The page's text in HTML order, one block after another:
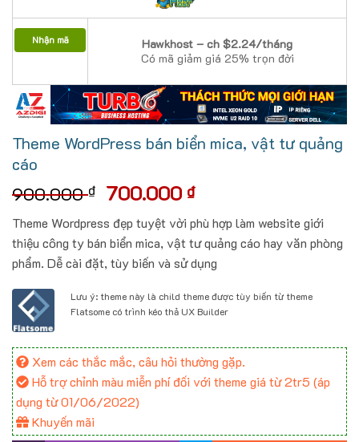
Nhận mã
Hawkhost – ch $2.24/tháng
Có mã giảm giá 25% trọn đời
Theme WordPress bán biển mica, vật tư quảng
cáo
900.000₫ Giá
là:
900.000 ₫.
700.000 ₫Giá
tại
là:
700.000 ₫.
Theme Wordpress đẹp tuyệt vời phù hợp làm website giới
thiệu công ty bán biển mica, vật tư quảng cáo hay văn phòng
phẩm. Dễ cài đặt, tùy biến và sử dụng
Lưu ý: theme này là child theme được tùy biến từ theme
Flatsome có trình kéo thả UX Builder
Xem các thắc mắc, câu hỏi thường gặp.
Hỗ trợ chỉnh màu miễn phí đối với theme giá từ 2tr5 (áp
dụng từ 01/06/2022)
Khuyến mãi